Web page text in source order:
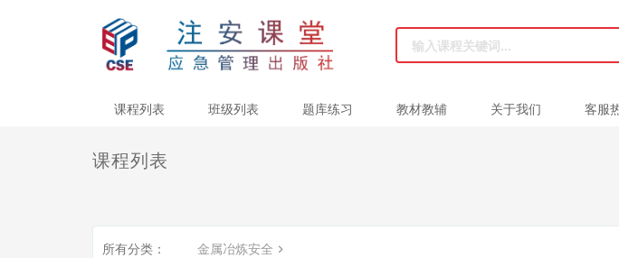
课程列表 班级列表 题库练习 教材教辅 关于我们 客服
课程列表
所有分类： 金属冶炼安全